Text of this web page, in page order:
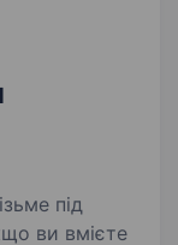
ви вмієте